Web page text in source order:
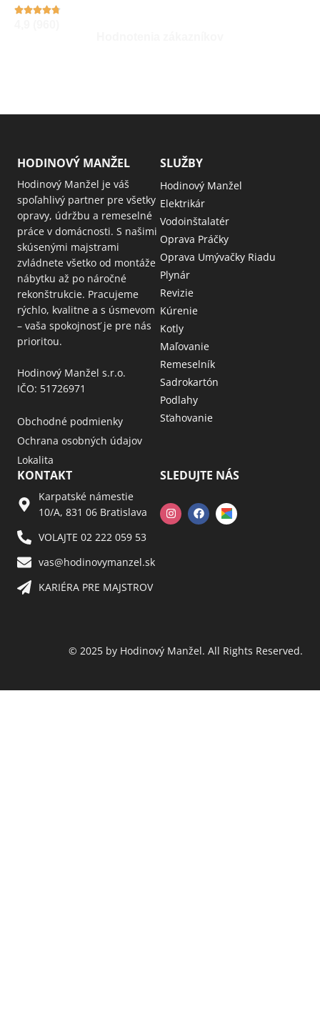
HODINOVÝ MANŽEL
Hodinový Manžel je váš
spoľahlivý partner pre všetky
opravy, údržbu a remeselné
práce v domácnosti. S našimi
skúsenými majstrami
zvládnete všetko od montáže
nábytku až po náročné
rekonštrukcie. Pracujeme
rýchlo, kvalitne a s úsmevom
– vaša spokojnosť je pre nás
prioritou.
Hodinový Manžel s.r.o.
IČO: 51726971
Obchodné podmienky
Ochrana osobných údajov
Lokalita
SLUŽBY
Hodinový Manžel
Elektrikár
Vodoinštalatér
Oprava Práčky
Oprava Umývačky Riadu
Plynár
Revizie
Kúrenie
Kotly
Maľovanie
Remeselník
Sadrokartón
Podlahy
Sťahovanie
KONTAKT
Karpatské námestie
10/A, 831 06 Bratislava
VOLAJTE 02 222 059 53​
vas@hodinovymanzel.sk​
KARIÉRA PRE MAJSTROV​
SLEDUJTE NÁS
© 2025 by Hodinový Manžel. All Rights Reserved.